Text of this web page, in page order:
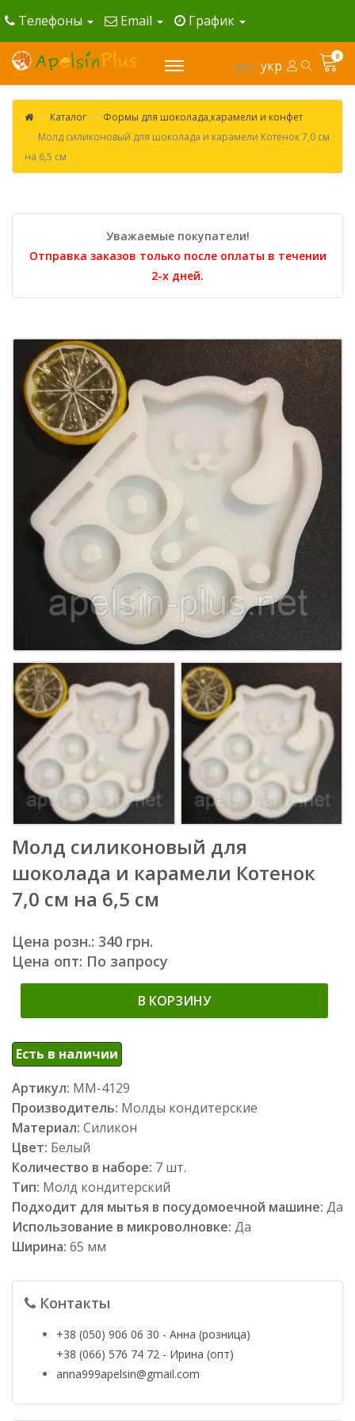
Телефоны Email График
рус укр
0
Каталог
Формы для шоколада,карамели и конфет
Молд силиконовый для шоколада и карамели Котенок 7,0 см
на 6,5 см
Уважаемые покупатели!
Отправка заказов только после оплаты в течении
2-х дней.
Молд силиконовый для
шоколада и карамели Котенок
7,0 см на 6,5 см
Цена розн.: 340 грн.
Цена опт: По запросу
В КОРЗИНУ
Есть в наличии
Артикул: ММ-4129
Производитель: Молды кондитерские
Материал: Силикон
Цвет: Белый
Количество в наборе: 7 шт.
Тип: Молд кондитерский
Подходит для мытья в посудомоечной машине: Да
Использование в микроволновке: Да
Ширина: 65 мм
Контакты
+38 (050) 906 06 30 - Анна (розница)
+38 (066) 576 74 72 - Ирина (опт)
anna999apelsin@gmail.com